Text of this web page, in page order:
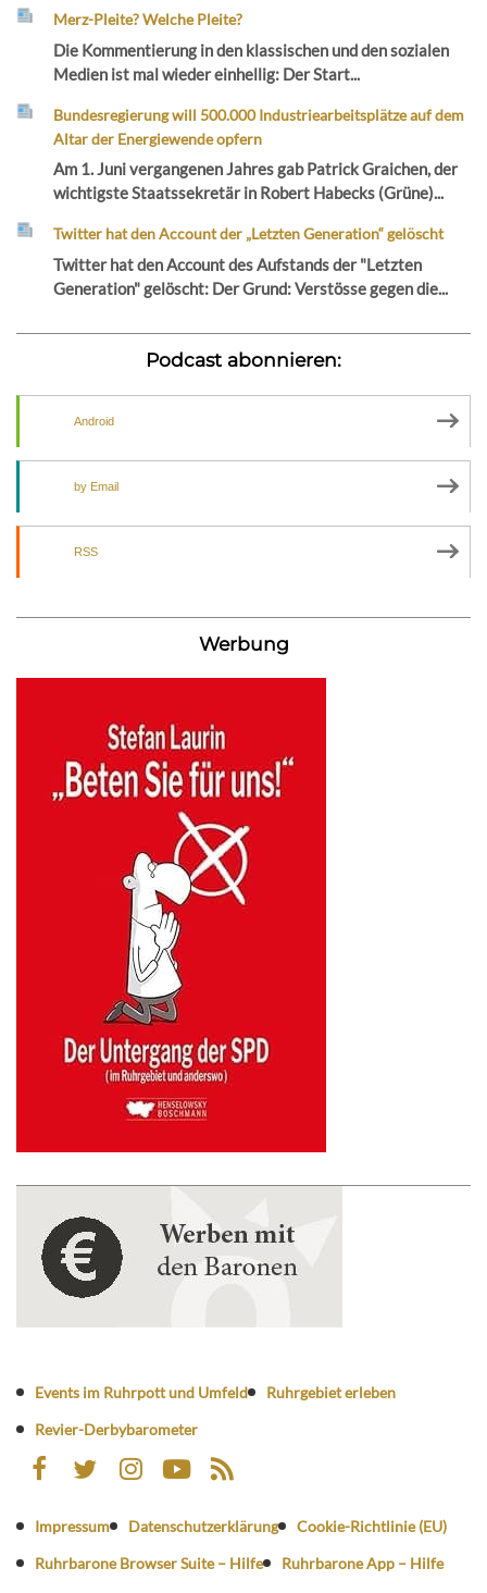
Merz-Pleite? Welche Pleite?
Die Kommentierung in den klassischen und den sozialen
Medien ist mal wieder einhellig: Der Start...
Bundesregierung will 500.000 Industriearbeitsplätze auf dem
Altar der Energiewende opfern
Am 1. Juni vergangenen Jahres gab Patrick Graichen, der
wichtigste Staatssekretär in Robert Habecks (Grüne)...
Twitter hat den Account der „Letzten Generation“ gelöscht
Twitter hat den Account des Aufstands der "Letzten
Generation" gelöscht: Der Grund: Verstösse gegen die...
Podcast abonnieren:
Android
by Email
RSS
Werbung
Events im Ruhrpott und Umfeld
Ruhrgebiet erleben
Revier-Derbybarometer
Impressum Datenschutzerklärung
Cookie-Richtlinie (EU)
Ruhrbarone Browser Suite – Hilfe
Ruhrbarone App – Hilfe